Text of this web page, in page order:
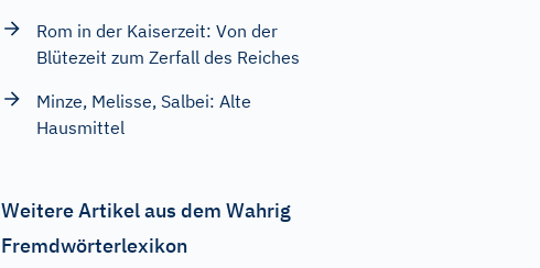
Rom in der Kaiserzeit: Von der
Blütezeit zum Zerfall des Reiches
Minze, Melisse, Salbei: Alte
Hausmittel
Weitere Artikel aus dem Wahrig
Fremdwörterlexikon